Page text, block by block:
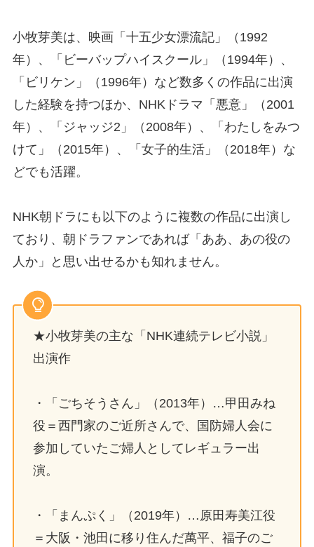
小牧芽美は、映画「十五少女漂流記」（1992
年）、「ビーバップハイスクール」（1994年）、
「ビリケン」（1996年）など数多くの作品に出演
した経験を持つほか、NHKドラマ「悪意」（2001
年）、「ジャッジ2」（2008年）、「わたしをみつ
けて」（2015年）、「女子的生活」（2018年）な
どでも活躍。
NHK朝ドラにも以下のように複数の作品に出演し
ており、朝ドラファンであれば「ああ、あの役の
人か」と思い出せるかも知れません。
★小牧芽美の主な「NHK連続テレビ小説」
出演作
・「ごちそうさん」（2013年）…甲田みね
役＝西門家のご近所さんで、国防婦人会に
参加していたご婦人としてレギュラー出
演。
・「まんぷく」（2019年）…原田寿美江役
＝大阪・池田に移り住んだ萬平、福子のご